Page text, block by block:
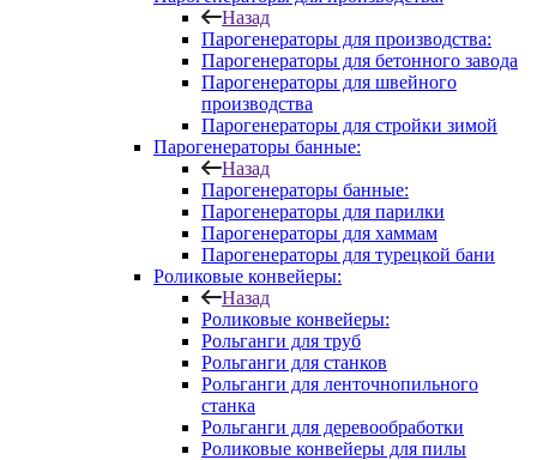
Назад
Парогенераторы для производства:
Парогенераторы для бетонного завода
Парогенераторы для швейного
производства
Парогенераторы для стройки зимой
Парогенераторы банные:
Назад
Парогенераторы банные:
Парогенераторы для парилки
Парогенераторы для хаммам
Парогенераторы для турецкой бани
Роликовые конвейеры:
Назад
Роликовые конвейеры:
Рольганги для труб
Рольганги для станков
Рольганги для ленточнопильного
станка
Рольганги для деревообработки
Роликовые конвейеры для пилы